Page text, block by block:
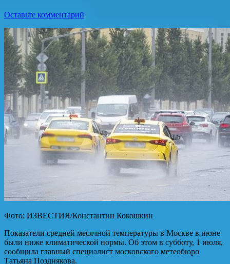
Оставьте комментарий
Фото: ИЗВЕСТИЯ/Константин Кокошкин
Показатели средней месячной температуры в Москве в июне
были ниже климатической нормы. Об этом в субботу, 1 июля,
сообщила главный специалист московского метеобюро
Татьяна Позднякова.